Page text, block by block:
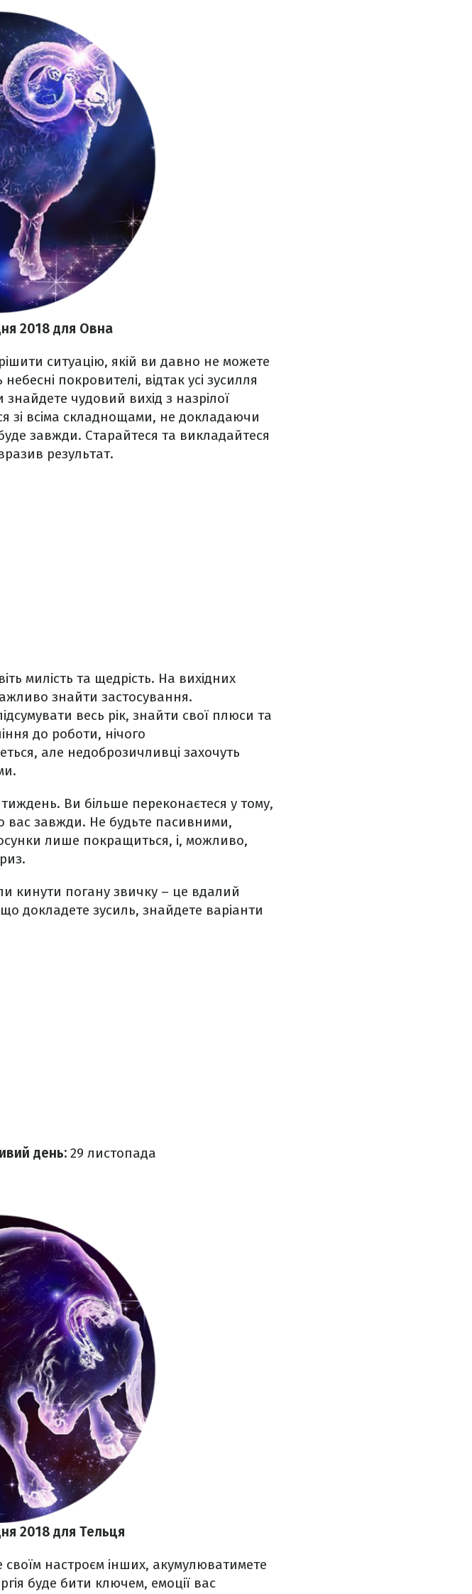
2018 для Овна
ситуацію, якій ви давно не можете
покровителі, відтак усі зусилля
чудовий вихід з назрілої
зі всіма складнощами, не докладаючи
завжди. Старайтеся та викладайтеся
результат.
милість та щедрість. На вихідних
знайти застосування.
весь рік, знайти свої плюси та
до роботи, нічого
але недоброзичливці захочуть
Ви більше переконаєтеся у тому,
вас завжди. Не будьте пасивними,
лише покращиться, і, можливо,
кинути погану звичку – це вдалий
докладете зусиль, знайдете варіанти
день: 29 листопада
2018 для Тельця
настроєм інших, акумулюватимете
буде бити ключем, емоції вас